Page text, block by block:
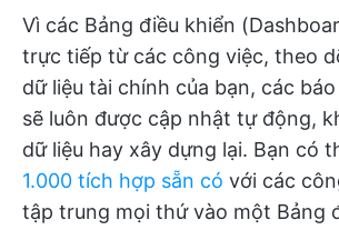
Vì các Bảng điều khiển
trực tiếp từ các công việc, theo
dữ liệu tài chính của bạn, các
sẽ luôn được cập nhật tự động,
dữ liệu hay xây dựng lại. Bạn có
1.000 tích hợp sẵn có với các
tập trung mọi thứ vào một Bảng